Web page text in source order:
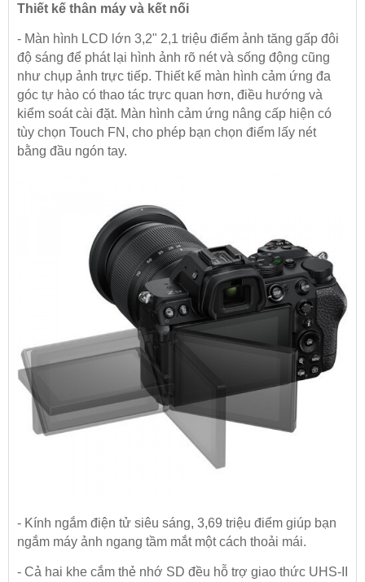
Thiết kế thân máy và kết nối
- Màn hình LCD lớn 3,2" 2,1 triệu điểm ảnh tăng gấp đôi
độ sáng để phát lại hình ảnh rõ nét và sống động cũng
như chụp ảnh trực tiếp. Thiết kế màn hình cảm ứng đa
góc tự hào có thao tác trực quan hơn, điều hướng và
kiểm soát cài đặt. Màn hình cảm ứng nâng cấp hiện có
tùy chọn Touch FN, cho phép bạn chọn điểm lấy nét
bằng đầu ngón tay.
- Kính ngắm điện tử siêu sáng, 3,69 triệu điểm giúp bạn
ngắm máy ảnh ngang tầm mắt một cách thoải mái.
- Cả hai khe cắm thẻ nhớ SD đều hỗ trợ giao thức UHS-II